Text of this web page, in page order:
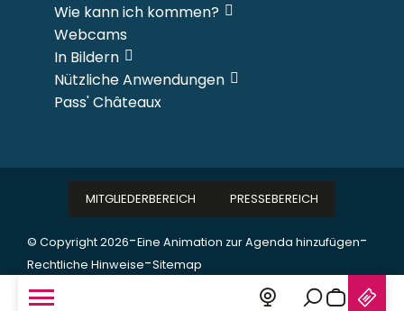
Wie kann ich kommen?
Webcams
In Bildern
Nützliche Anwendungen
Pass' Châteaux
© Copyright 2026-Eine Animation zur Agenda hinzufügen-
Rechtliche Hinweise-Sitemap
MITGLIEDERBEREICH PRESSEBEREICH